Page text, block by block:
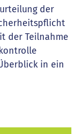
der
der Teilnahme
in ein